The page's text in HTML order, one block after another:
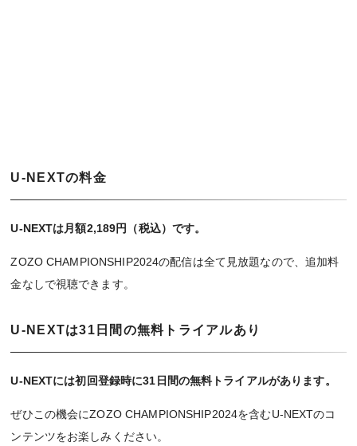
U-NEXTの料金
U-NEXTは月額2,189円（税込）です。
ZOZO CHAMPIONSHIP2024の配信は全て見放題なので、追加料
金なしで視聴できます。
U-NEXTは31日間の無料トライアルあり
U-NEXTには初回登録時に31日間の無料トライアルがあります。
ぜひこの機会にZOZO CHAMPIONSHIP2024を含むU-NEXTのコ
ンテンツをお楽しみください。